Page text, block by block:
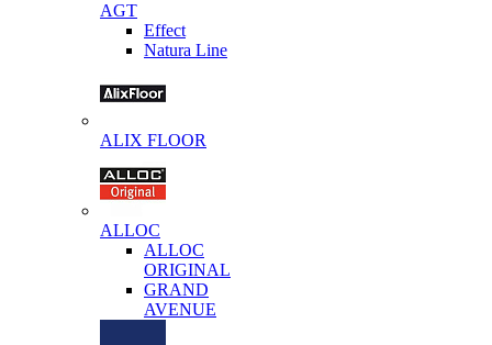
AGT
Effect
Natura Line
ALIX FLOOR
ALLOC
ALLOC
ORIGINAL
GRAND
AVENUE